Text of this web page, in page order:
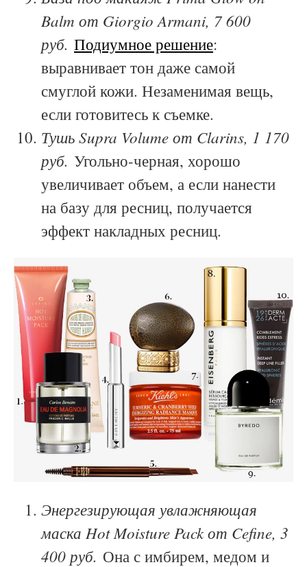
Balm от Giorgio Armani, 7 600
руб. Подиумное решение:
выравнивает тон даже самой
смуглой кожи. Незаменимая вещь,
если готовитесь к съемке.
Тушь Supra Volume от Clarins, 1 170
руб. Угольно-черная, хорошо
увеличивает объем, а если нанести
на базу для ресниц, получается
эффект накладных ресниц.
Энергезирующая увлажняющая
маска Hot Moisture Pack от Cefine, 3
400 руб. Она с имбирем, медом и